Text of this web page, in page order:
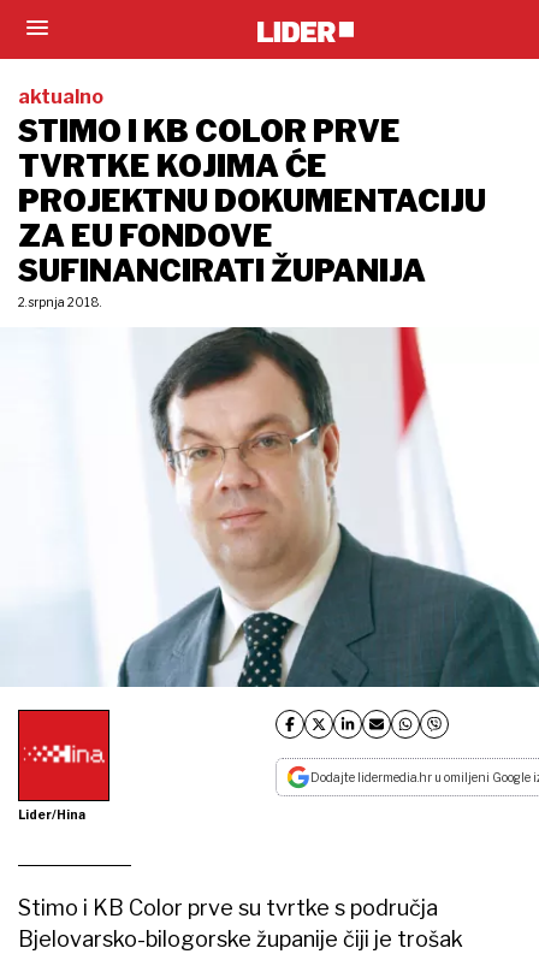
aktualno
STIMO I KB COLOR PRVE
TVRTKE KOJIMA ĆE
PROJEKTNU DOKUMENTACIJU
ZA EU FONDOVE
SUFINANCIRATI ŽUPANIJA
2. srpnja 2018.
Lider/Hina
Dodajte lidermedia.hr u omiljeni Google
Stimo i KB Color prve su tvrtke s područja
Bjelovarsko-bilogorske županije čiji je trošak